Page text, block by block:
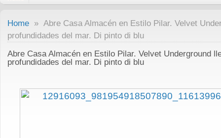
Home » Abre Casa Almacén en Estilo Pilar. Velvet
profundidades del mar. Di pinto di blu
Abre Casa Almacén en Estilo Pilar. Velvet Underground
profundidades del mar. Di pinto di blu